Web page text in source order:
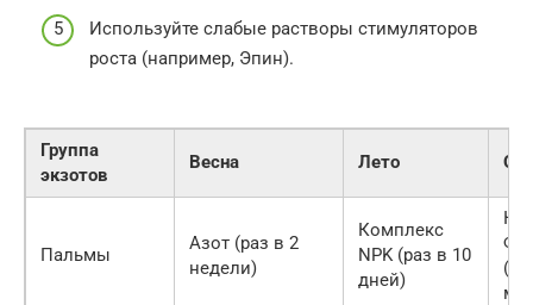
Используйте слабые растворы стимуляторов
роста (например, Эпин).
Группа
экзотов
Весна Лето
Пальмы
Азот (раз в 2
недели)
Комплекс
NPK (раз в 10
дней)